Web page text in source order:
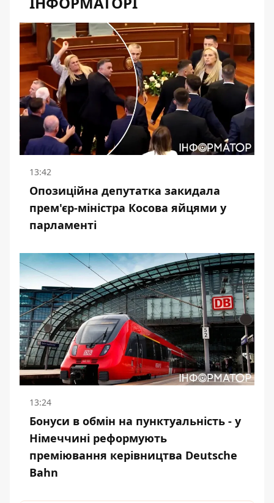
13:42
Опозиційна депутатка закидала
прем'єр-міністра Косова яйцями у
парламенті
13:24
Бонуси в обмін на пунктуальність - у
Німеччині реформують
преміювання керівництва Deutsche
Bahn